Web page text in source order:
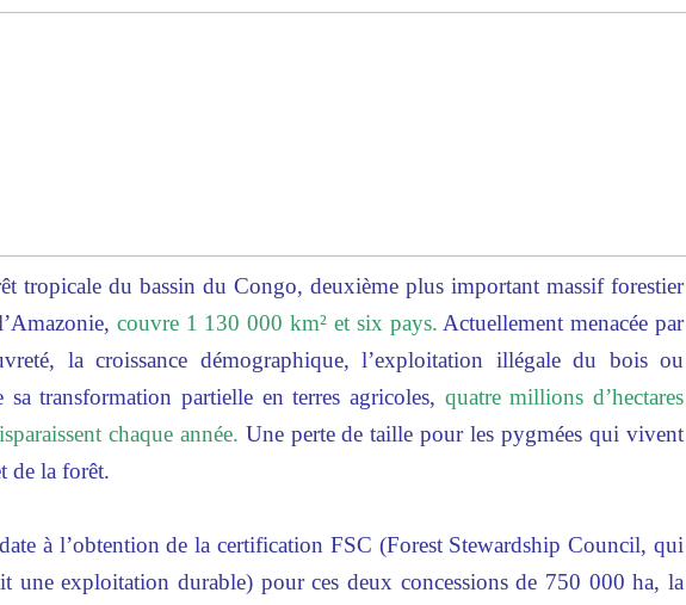
tropicale du bassin du Congo, deuxième plus important massif forestier
couvre 1 130 000 km² et six pays. Actuellement menacée par
la croissance démographique, l’exploitation illégale du bois ou
sa transformation partielle en terres agricoles, quatre millions d’hectares
chaque année. Une perte de taille pour les pygmées qui vivent
de la forêt.
à l’obtention de la certification FSC (Forest Stewardship Council, qui
une exploitation durable) pour ces deux concessions de 750 000 ha, la